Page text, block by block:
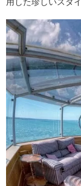
用した珍しいスタ